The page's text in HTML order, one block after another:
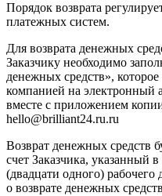
Порядок возврата
платежных систем.
Для возврата денежных
Заказчику необходимо
денежных средств»,
компанией на электронный
вместе с приложением
hello@brilliant24.ru.ru
Возврат денежных средств
счет Заказчика, указанный
(двадцати одного) рабочего
о возврате денежных